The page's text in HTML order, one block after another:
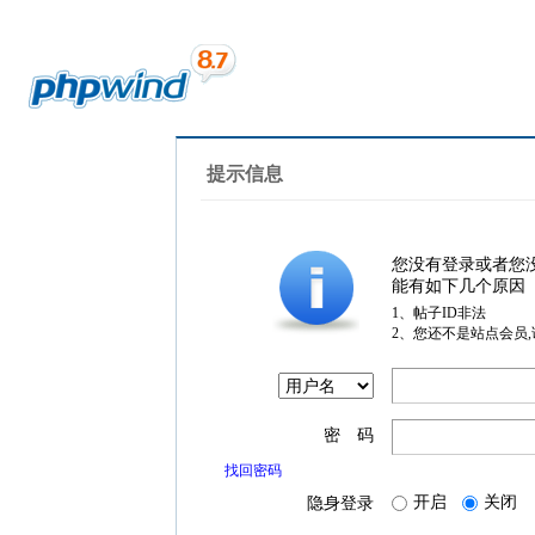
提示信息
您没有登录或者您
能有如下几个原因
1、帖子ID非法
2、您还不是站点会员
密 码
找回密码
隐身登录 开启 关闭